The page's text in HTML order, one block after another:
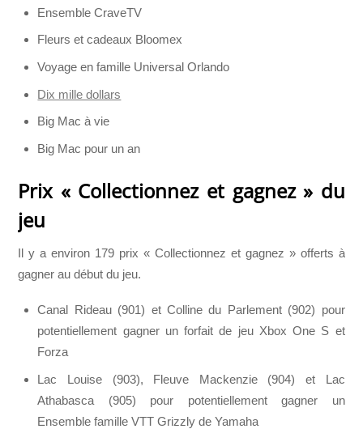
Ensemble CraveTV
Fleurs et cadeaux Bloomex
Voyage en famille Universal Orlando
Dix mille dollars
Big Mac à vie
Big Mac pour un an
Prix « Collectionnez et gagnez » du
jeu
Il y a environ 179 prix « Collectionnez et gagnez » offerts à
gagner au début du jeu.
Canal Rideau (901) et Colline du Parlement (902) pour
potentiellement gagner un forfait de jeu Xbox One S et
Forza
Lac Louise (903), Fleuve Mackenzie (904) et Lac
Athabasca (905) pour potentiellement gagner un
Ensemble famille VTT Grizzly de Yamaha